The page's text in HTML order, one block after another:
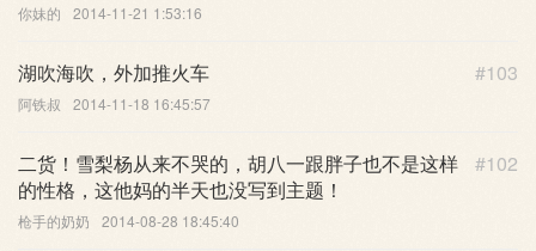
你妹的 2014-11-21 1:53:16
#103
湖吹海吹，外加推火车
阿铁叔 2014-11-18 16:45:57
#102
二货！雪梨杨从来不哭的，胡八一跟胖子也不是这样
的性格，这他妈的半天也没写到主题！
枪手的奶奶 2014-08-28 18:45:40